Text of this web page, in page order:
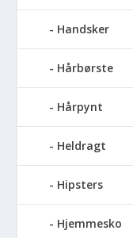
Handsker
Hårbørste
Hårpynt
Heldragt
Hipsters
Hjemmesko